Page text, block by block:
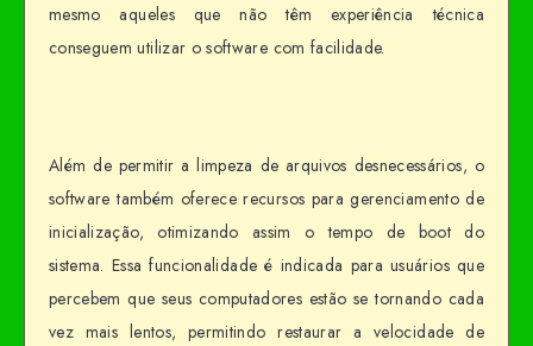
mesmo aqueles que não têm experiência técnica
conseguem utilizar o software com facilidade.
Além de permitir a limpeza de arquivos desnecessários, o
software também oferece recursos para gerenciamento de
inicialização, otimizando assim o tempo de boot do
sistema. Essa funcionalidade é indicada para usuários que
percebem que seus computadores estão se tornando cada
vez mais lentos, permitindo restaurar a velocidade de